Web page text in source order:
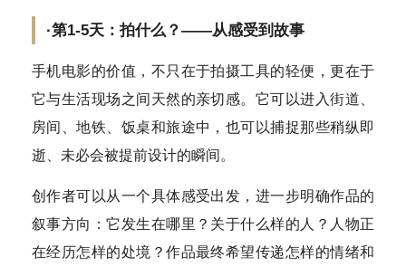
·第1-5天：拍什么？——从感受到故事
手机电影的价值，不只在于拍摄工具的轻便，更在于
它与生活现场之间天然的亲切感。它可以进入街道、
房间、地铁、饭桌和旅途中，也可以捕捉那些稍纵即
逝、未必会被提前设计的瞬间。
创作者可以从一个具体感受出发，进一步明确作品的
叙事方向：它发生在哪里？关于什么样的人？人物正
在经历怎样的处境？作品最终希望传递怎样的情绪和